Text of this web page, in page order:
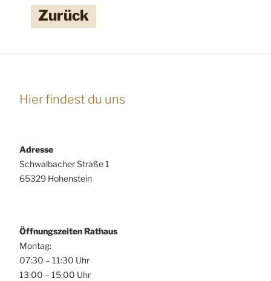
Zurück
Hier findest du uns
Adresse
Schwalbacher Straße 1
65329 Hohenstein
Öffnungszeiten Rathaus
Montag:
07:30 – 11:30 Uhr
13:00 – 15:00 Uhr